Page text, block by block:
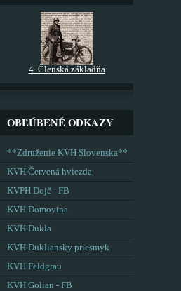
4. Členská základňa
OBĽÚBENÉ ODKAZY
**Združenie KVH Slovenska**
KVH Červená hviezda
KVPH Dojč - FB
KVH Domovina
KVH Dukla
KVH Dukliansky priesmyk
KVH Feldgrau
KVH Golian - FB